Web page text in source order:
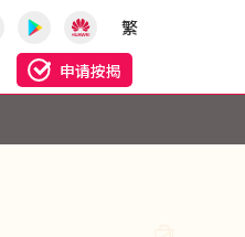
繁
申请按揭